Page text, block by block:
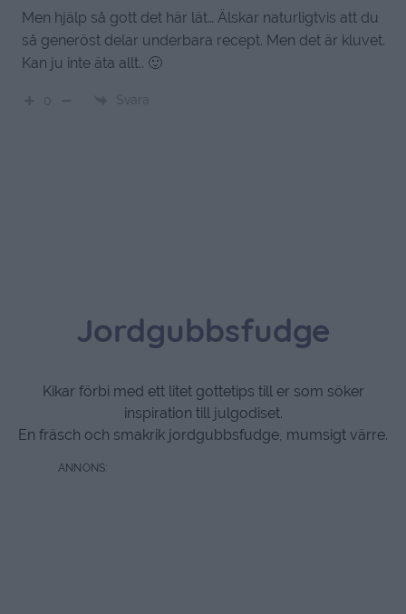
Men hjälp så gott det här lät… Älskar naturligtvis att du
så generöst delar underbara recept. Men det är kluvet.
Kan ju inte äta allt.. 🙂
Svara
Jordgubbsfudge
Kikar förbi med ett litet gottetips till er som söker
inspiration till julgodiset.
En fräsch och smakrik jordgubbsfudge, mumsigt värre.